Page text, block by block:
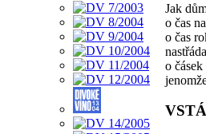
Jak
o čas
o čas
o